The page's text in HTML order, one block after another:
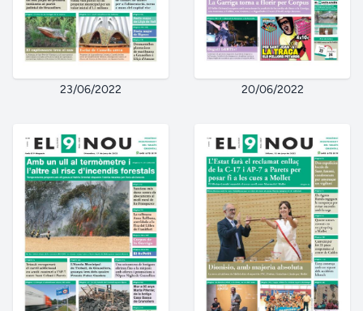
23/06/2022 20/06/2022